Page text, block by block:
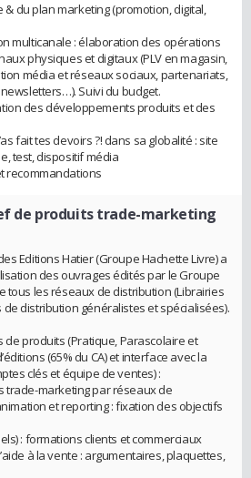
& du plan marketing (promotion, digital,
multicanale : élaboration des opérations
physiques et digitaux (PLV en magasin,
média et réseaux sociaux, partenariats,
Suivi du budget.
des développements produits et des
fait tes devoirs ?! dans sa globalité : site
test, dispositif média
recommandations
de produits trade-marketing
Editions Hatier (Groupe Hachette Livre) a
des ouvrages édités par le Groupe
tous les réseaux de distribution (Librairies
distribution généralistes et spécialisées).
produits (Pratique, Parascolaire et
(65% du CA) et interface avec la
clés et équipe de ventes) :
trade-marketing par réseaux de
et reporting : fixation des objectifs
: formations clients et commerciaux
à la vente : argumentaires, plaquettes,